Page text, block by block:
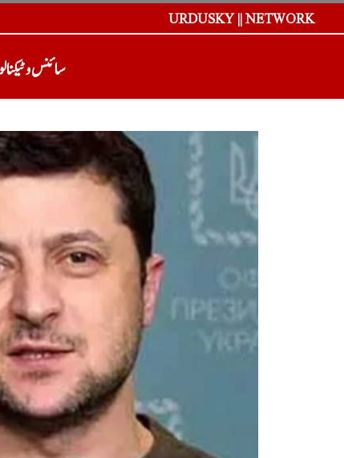
URDUSKY || NETWORK
سائنس و